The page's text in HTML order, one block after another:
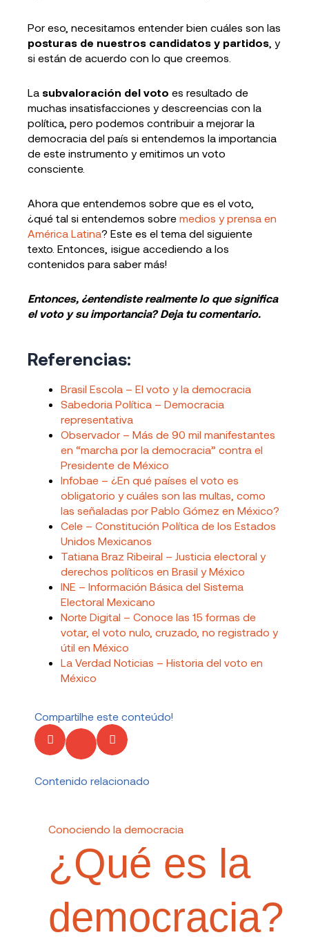
Por eso, necesitamos entender bien cuáles son las
posturas de nuestros candidatos y partidos , y
si están de acuerdo con lo que creemos.
La subvaloración del voto es resultado de
muchas insatisfacciones y descreencias con la
política, pero podemos contribuir a mejorar la
democracia del país si entendemos la importancia
de este instrumento y emitimos un voto
consciente.
Ahora que entendemos sobre que es el voto,
¿qué tal si entendemos sobre medios y prensa en
América Latina? Este es el tema del siguiente
texto. Entonces, ¡sigue accediendo a los
contenidos para saber más!
Entonces, ¿entendiste realmente lo que significa
el voto y su importancia? Deja tu comentario.
Referencias:
Brasil Escola – El voto y la democracia
Sabedoria Política – Democracia
representativa
Observador – Más de 90 mil manifestantes
en “marcha por la democracia” contra el
Presidente de México
Infobae – ¿En qué países el voto es
obligatorio y cuáles son las multas, como
las señaladas por Pablo Gómez en México?
Cele – Constitución Política de los Estados
Unidos Mexicanos
Tatiana Braz Ribeiral – Justicia electoral y
derechos políticos en Brasil y México
INE – Información Básica del Sistema
Electoral Mexicano
Norte Digital – Conoce las 15 formas de
votar, el voto nulo, cruzado, no registrado y
útil en México
La Verdad Noticias – Historia del voto en
México
Compartilhe este conteúdo!
Contenido relacionado
Conociendo la democracia
¿Qué es la
democracia?